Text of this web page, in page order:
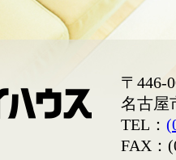
〒446-
名古屋
TEL：
FAX：